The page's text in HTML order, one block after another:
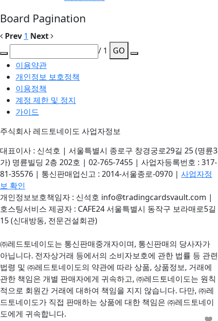
Board Pagination
Prev 1 Next
/ 1
GO
이용약관
개인정보 보호정책
이용정책
계정 제한 및 정지
가이드
주식회사 레드토네이도 사업자정보
대표이사 : 신석호 | 서울특별시 종로구 창경궁로29길 25 (명륜3
가) 명륜빌딩 2층 202호 | 02-765-7455 | 사업자등록번호 : 317-
81-35576 | 통신판매업신고 : 2014-서울종로-0970 | 사업자정
보 확인
개인정보보호책임자 : 신석호 info@tradingcardsvault.com |
호스팅서비스 제공자 : CAFE24 서울특별시 동작구 보라매로5길
15 (신대방동, 전문건설회관)
㈜레드토네이도는 통신판매중개자이며, 통신판매의 당사자가
아닙니다. 전자상거래 등에서의 소비자보호에 관한 법률 등 관련
법령 및 ㈜레드토네이도의 약관에 따라 상품, 상품정보, 거래에
관한 책임은 개별 판매자에게 귀속하고, ㈜레드토네이도는 원칙
적으로 회원간 거래에 대하여 책임을 지지 않습니다. 다만, ㈜레
드토네이도가 직접 판매하는 상품에 대한 책임은 ㈜레드토네이
도에게 귀속합니다.